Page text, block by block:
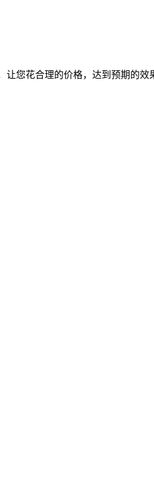
让您花合理的价格，达到预期的效